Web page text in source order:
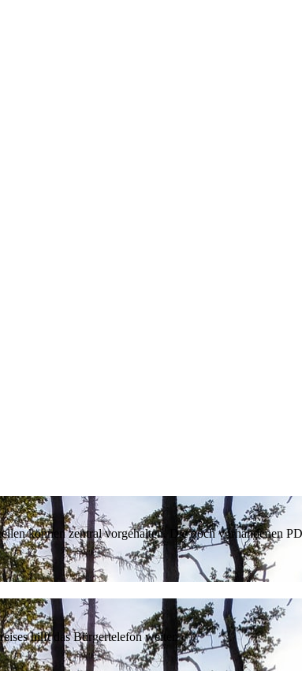
können zentral vorgehalten. Die noch vorhandenen
hilft das Bürgertelefon weiter.